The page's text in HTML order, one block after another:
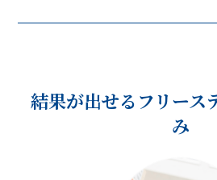
結果が出せるフリース
み